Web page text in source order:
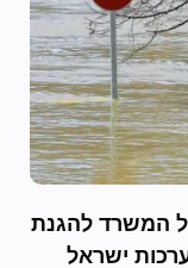
המשרד להגנת
ישראל